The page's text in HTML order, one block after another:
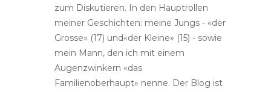
zum Diskutieren. In den Hauptrollen
meiner Geschichten: meine Jungs - «der
Grosse» (17) und«der Kleine» (15) - sowie
mein Mann, den ich mit einem
Augenzwinkern «das
Familienoberhaupt» nenne. Der Blog ist